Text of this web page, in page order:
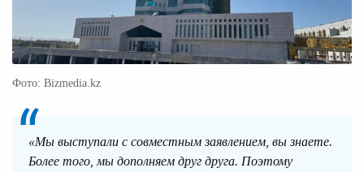
Фото: Bizmedia.kz
«Мы выступали с совместным заявлением, вы знаете.
Более того, мы дополняем друг друга. Поэтому